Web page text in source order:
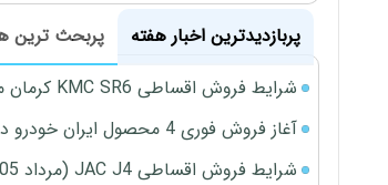
پربازدیدترین اخبار هفته
پربحث ترین
شرایط فروش اقساطی KMC SR6 کرمان موتور اعلام شد
آغاز فروش فوری 4 محصول ایران خودرو در نمایندگی‌ها
شرایط فروش اقساطی JAC J4 (مرداد 1405)